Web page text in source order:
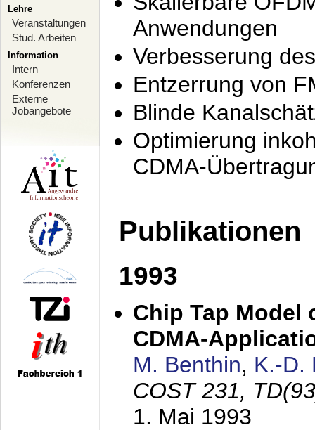
Lehre
Veranstaltungen
Stud. Arbeiten
Information
Intern
Konferenzen
Externe
Jobangebote
Anwendungen
Verbesserung
Entzerrung von
Blinde
Optimierung
CDMA-
Publikationen
1993
Chip Tap Model
CDMA-
M. Benthin, K.-D.
COST 231,
1. Mai 1993